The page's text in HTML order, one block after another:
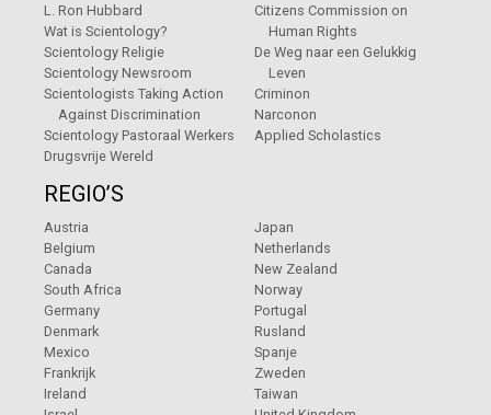
L. Ron Hubbard
Wat is Scientology?
Scientology Religie
Scientology Newsroom
Scientologists Taking Action
Against Discrimination
Scientology Pastoraal Werkers
Drugsvrije Wereld
Citizens Commission on
Human Rights
De Weg naar een Gelukkig
Leven
Criminon
Narconon
Applied Scholastics
REGIO’S
Austria
Belgium
Canada
South Africa
Germany
Denmark
Mexico
Frankrijk
Ireland
Japan
Netherlands
New Zealand
Norway
Portugal
Rusland
Spanje
Zweden
Taiwan